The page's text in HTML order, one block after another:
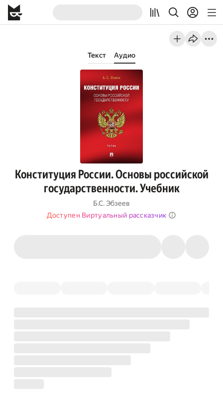
Текст Аудио
Конституция России. Основы российской
государственности. Учебник
Б.С. Эбзеев
Доступен Виртуальный рассказчик